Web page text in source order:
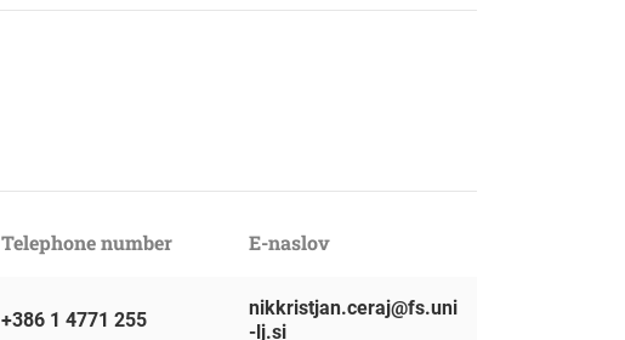
Telephone number E-naslov
+386 1 4771 255
nikkristjan.ceraj@fs.uni
-lj.si